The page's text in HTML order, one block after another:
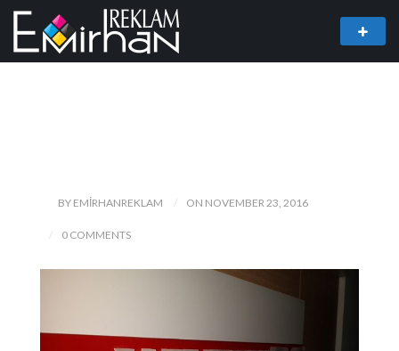
BY EMIRHANREKLAM ON NOVEMBER 23, 2016
0 COMMENTS